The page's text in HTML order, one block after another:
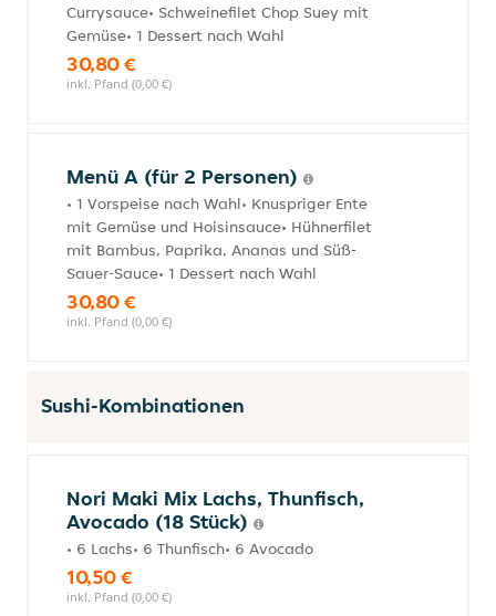
Currysauce• Schweinefilet Chop Suey mit
Gemüse• 1 Dessert nach Wahl
30,80 €
inkl. Pfand (0,00 €)
Menü A (für 2 Personen)
• 1 Vorspeise nach Wahl• Knuspriger Ente
mit Gemüse und Hoisinsauce• Hühnerfilet
mit Bambus, Paprika, Ananas und Süß-
Sauer-Sauce• 1 Dessert nach Wahl
30,80 €
inkl. Pfand (0,00 €)
Sushi-Kombinationen
Nori Maki Mix Lachs, Thunfisch,
Avocado (18 Stück)
• 6 Lachs• 6 Thunfisch• 6 Avocado
10,50 €
inkl. Pfand (0,00 €)